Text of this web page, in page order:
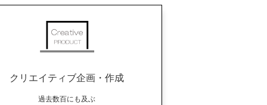
クリエイティブ企画・作成
過去数百にも及ぶ